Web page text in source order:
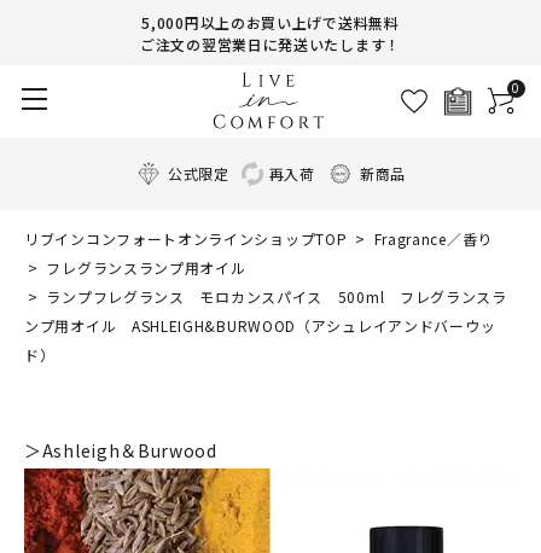
5,000円以上のお買い上げで送料無料
ご注文の翌営業日に発送いたします！
0
公式限定 再入荷 新商品
リブインコンフォートオンラインショップTOP
Fragrance／香り
フレグランスランプ用オイル
ランプフレグランス モロカンスパイス 500ml フレグランスラ
ンプ用オイル ASHLEIGH&BURWOOD（アシュレイアンドバーウッ
ド）
＞Ashleigh＆Burwood